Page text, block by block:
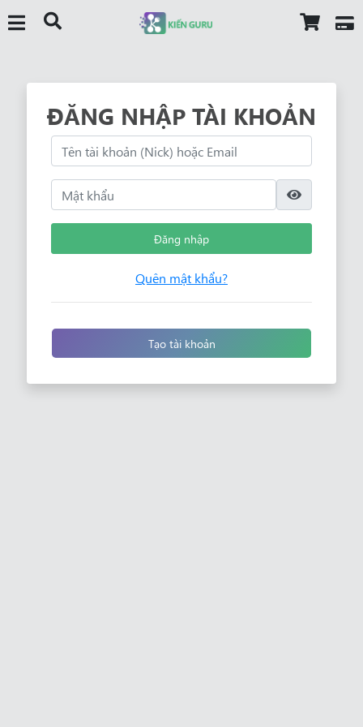
ĐĂNG NHẬP TÀI KHOẢN
Đăng nhập
Quên mật khẩu?
Tạo tài khoản